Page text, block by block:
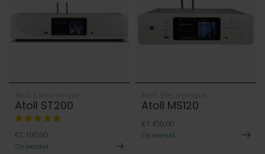
Atoll Electronique
Atoll ST200
€2.100,00
Op voorraad
Atoll Electronique
Atoll MS120
€1.450,00
Op voorraad